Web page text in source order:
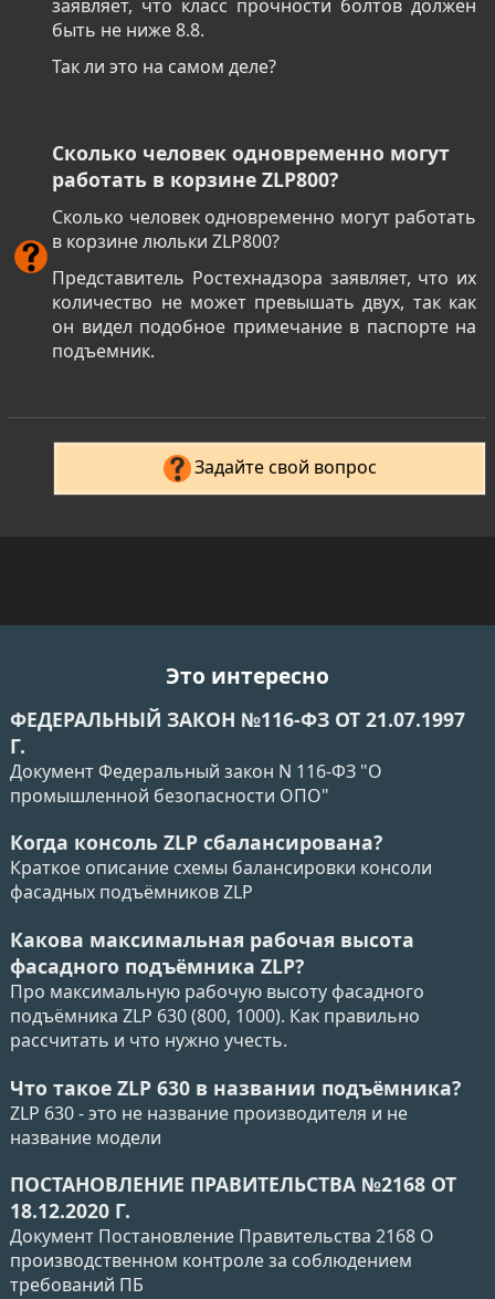
заявляет, что класс прочности болтов должен
быть не ниже 8.8.
Так ли это на самом деле?
Сколько человек одновременно могут
работать в корзине ZLP800?
Сколько человек одновременно могут работать
в корзине люльки ZLP800?
Представитель Ростехнадзора заявляет, что их
количество не может превышать двух, так как
он видел подобное примечание в паспорте на
подъемник.
Задайте свой вопрос
Это интересно
ФЕДЕРАЛЬНЫЙ ЗАКОН №116-ФЗ ОТ 21.07.1997
Г.
Документ Федеральный закон N 116-ФЗ "О
промышленной безопасности ОПО"
Когда консоль ZLP сбалансирована?
Краткое описание схемы балансировки консоли
фасадных подъёмников ZLP
Какова максимальная рабочая высота
фасадного подъёмника ZLP?
Про максимальную рабочую высоту фасадного
подъёмника ZLP 630 (800, 1000). Как правильно
рассчитать и что нужно учесть.
Что такое ZLP 630 в названии подъёмника?
ZLP 630 - это не название производителя и не
название модели
ПОСТАНОВЛЕНИЕ ПРАВИТЕЛЬСТВА №2168 ОТ
18.12.2020 Г.
Документ Постановление Правительства 2168 О
производственном контроле за соблюдением
требований ПБ